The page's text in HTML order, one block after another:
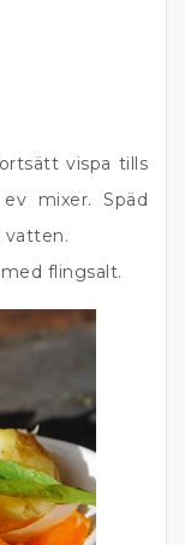
vispa tills
mixer. Späd
vatten.
flingsalt.